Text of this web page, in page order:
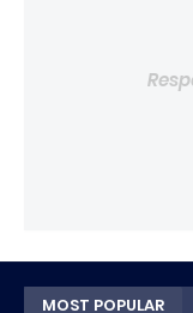
MOST POPULAR